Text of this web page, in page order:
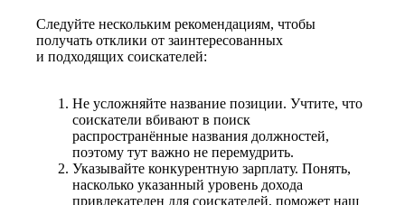
Следуйте нескольким рекомендациям, чтобы
получать отклики от заинтересованных
и подходящих соискателей:
Не усложняйте название позиции. Учтите, что
соискатели вбивают в поиск
распространённые названия должностей,
поэтому тут важно не перемудрить.
Указывайте конкурентную зарплату. Понять,
насколько указанный уровень дохода
привлекателен для соискателей, поможет наш